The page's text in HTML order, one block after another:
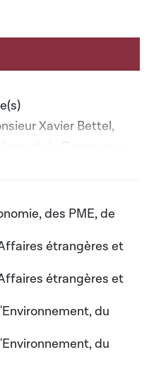
Xavier Bettel,
et du Commerce
Ministre de
de la Biodiversité
Lex Delles,
de l'Énergie et du
Ministre des
extérieur;
de
de la Biodiversité
afficher ou cacher tous les
des PME, de
étrangères et
étrangères et
du
du